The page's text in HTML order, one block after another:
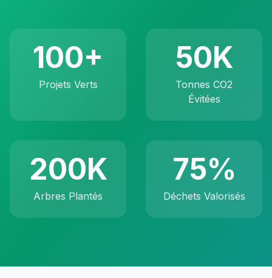
100+
Projets Verts
50K
Tonnes CO2
Évitées
200K
Arbres Plantés
75%
Déchets Valorisés